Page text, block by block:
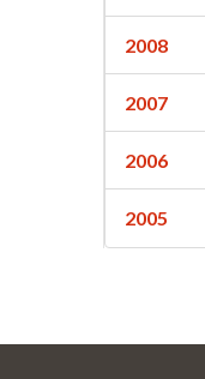
2008
2007
2006
2005